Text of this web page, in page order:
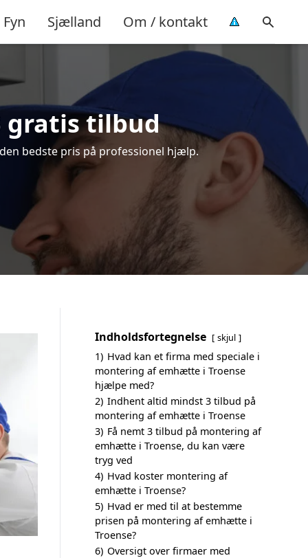
Fyn Sjælland Om / kontakt
gratis tilbud
bedste pris på professionel hjælp.
Indholdsfortegnelse skjul
1) Hvad kan et firma med speciale i
montering af emhætte i Troense
hjælpe med?
2) Indhent altid mindst 3 tilbud på
montering af emhætte i Troense
3) Få nemt 3 tilbud på montering af
emhætte i Troense, du kan være
tryg ved
4) Hvad koster montering af
emhætte i Troense?
5) Hvad er med til at bestemme
prisen på montering af emhætte i
Troense?
6) Oversigt over firmaer med